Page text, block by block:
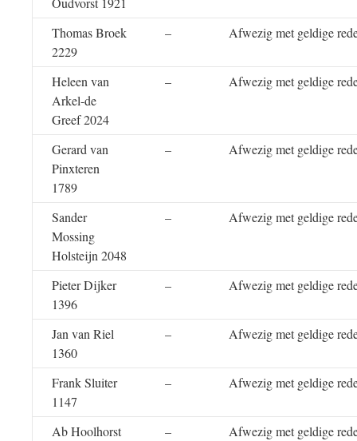
Thomas Broek
2229
– Afwezig met geldige
Heleen van
Arkel-de
Greef 2024
– Afwezig met geldige
Gerard van
Pinxteren
1789
– Afwezig met geldige
Sander
Mossing
Holsteijn 2048
– Afwezig met geldige
Pieter Dijker
1396
– Afwezig met geldige
Jan van Riel
1360
– Afwezig met geldige
Frank Sluiter
1147
– Afwezig met geldige
Ab Hoolhorst
– Afwezig met geldige